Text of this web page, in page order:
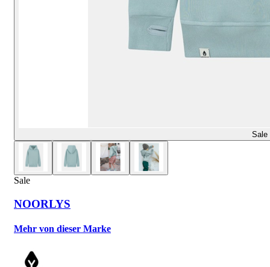
Sale
Sale
NOORLYS
Mehr von dieser Marke